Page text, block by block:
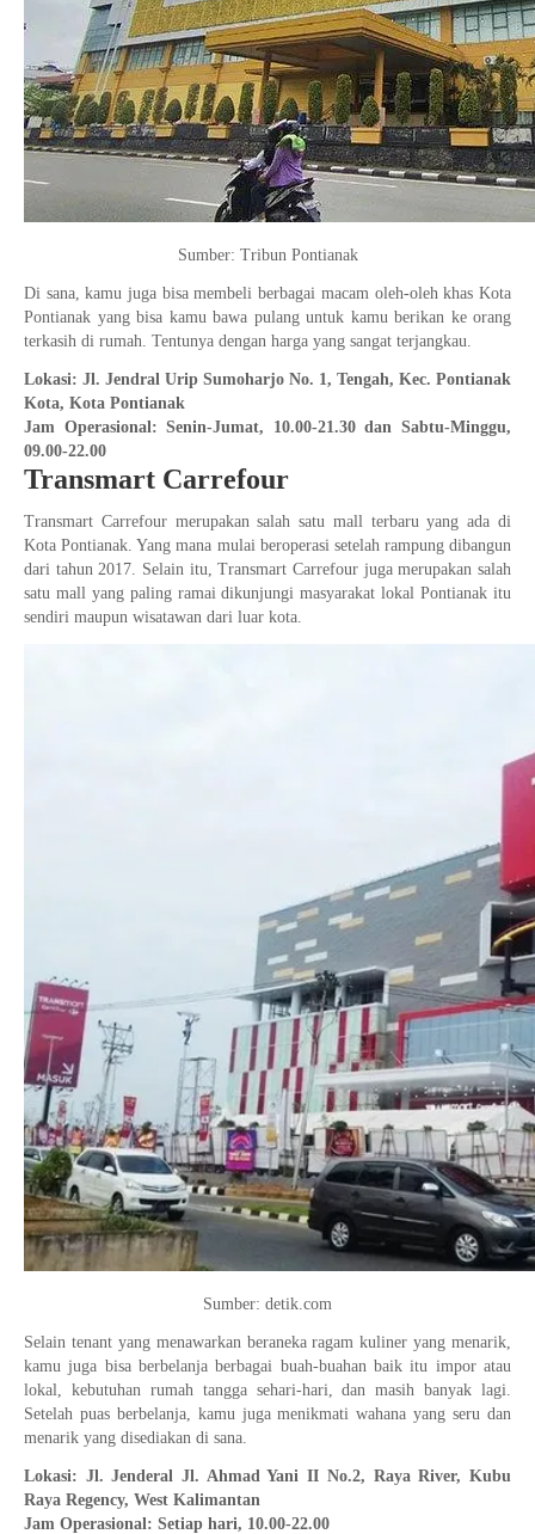
Sumber: Tribun Pontianak
Di sana, kamu juga bisa membeli berbagai macam oleh-oleh khas Kota
Pontianak yang bisa kamu bawa pulang untuk kamu berikan ke orang
terkasih di rumah. Tentunya dengan harga yang sangat terjangkau.
Lokasi: Jl. Jendral Urip Sumoharjo No. 1, Tengah, Kec. Pontianak
Kota, Kota Pontianak
Jam Operasional: Senin-Jumat, 10.00-21.30 dan Sabtu-Minggu,
09.00-22.00
Transmart Carrefour
Transmart Carrefour merupakan salah satu mall terbaru yang ada di
Kota Pontianak. Yang mana mulai beroperasi setelah rampung dibangun
dari tahun 2017. Selain itu, Transmart Carrefour juga merupakan salah
satu mall yang paling ramai dikunjungi masyarakat lokal Pontianak itu
sendiri maupun wisatawan dari luar kota.
Sumber: detik.com
Selain tenant yang menawarkan beraneka ragam kuliner yang menarik,
kamu juga bisa berbelanja berbagai buah-buahan baik itu impor atau
lokal, kebutuhan rumah tangga sehari-hari, dan masih banyak lagi.
Setelah puas berbelanja, kamu juga menikmati wahana yang seru dan
menarik yang disediakan di sana.
Lokasi: Jl. Jenderal Jl. Ahmad Yani II No.2, Raya River, Kubu
Raya Regency, West Kalimantan
Jam Operasional: Setiap hari, 10.00-22.00